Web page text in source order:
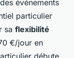
événements
particulier
sa flexibilité
€/jour en